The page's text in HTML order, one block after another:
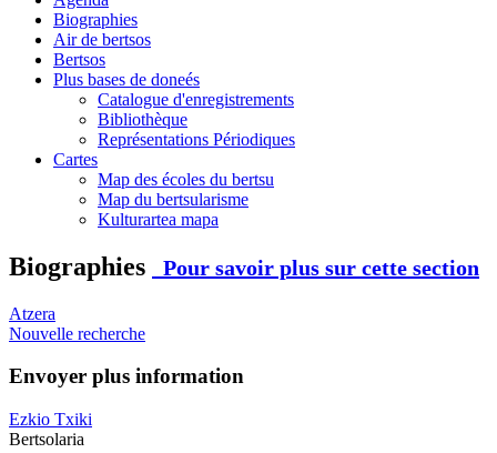
Biographies
Air de bertsos
Bertsos
Plus bases de doneés
Catalogue d'enregistrements
Bibliothèque
Représentations Périodiques
Cartes
Map des écoles du bertsu
Map du bertsularisme
Kulturartea mapa
Biographies Pour savoir plus sur cette section
Atzera
Nouvelle recherche
Envoyer plus information
Ezkio Txiki
Bertsolaria